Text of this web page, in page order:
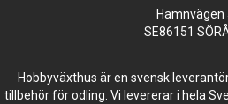
Hamnvägen
SE86151
Hobbyväxthus är en svensk
tillbehör för odling. Vi levererar i hela